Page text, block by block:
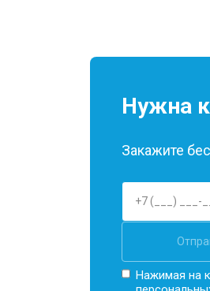
Нужна
Закажите
Нажимая на